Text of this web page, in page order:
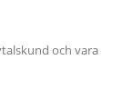
och vara